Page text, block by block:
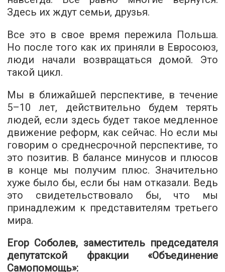
Здесь их ждут семьи, друзья.
Все это в свое время пережила Польша.
Но после того как их приняли в Евросоюз,
люди начали возвращаться домой. Это
такой цикл.
Мы в ближайшей перспективе, в течение
5–10 лет, действительно будем терять
людей, если здесь будет такое медленное
движение реформ, как сейчас. Но если мы
говорим о среднесрочной перспективе, то
это позитив. В балансе минусов и плюсов
в конце мы получим плюс. Значительно
хуже было бы, если бы нам отказали. Ведь
это свидетельствовало бы, что мы
принадлежим к представителям третьего
мира.
Егор Соболев, заместитель председателя
депутатской фракции «Объединение
Самопомощь»: